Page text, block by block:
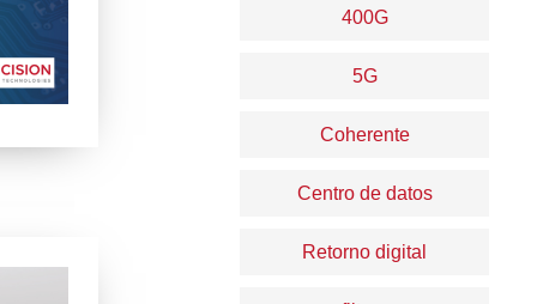
400G
5G
Coherente
Centro de datos
Retorno digital